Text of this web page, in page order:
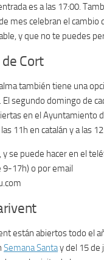
es a las 17:00.
mes celebran el cambio
y que no te puedes
Cort
también tiene una
El segundo domingo de
en el Ayuntamiento
11h en catalán y a las
y se puede hacer en el
9-17h) o por email
están abiertos todo el
Semana Santay del 15 de